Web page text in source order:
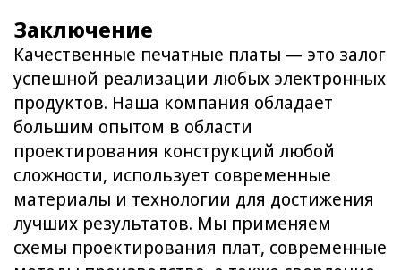
Заключение
Качественные печатные платы — это залог
успешной реализации любых электронных
продуктов. Наша компания обладает
большим опытом в области
проектирования конструкций любой
сложности, использует современные
материалы и технологии для достижения
лучших результатов. Мы применяем
схемы проектирования плат, современные